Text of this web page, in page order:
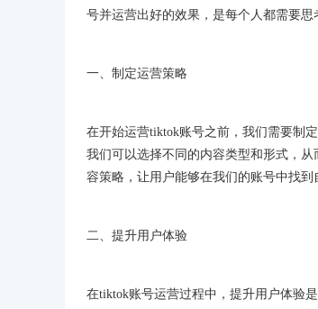
号并运营出好的效果，是每个人都需要
一、制定运营策略
在开始运营tiktok账号之前，我们需要制
我们可以选择不同的内容类型和形式，
容策略，让用户能够在我们的账号中找到
二、提升用户体验
在tiktok账号运营过程中，提升用户体验